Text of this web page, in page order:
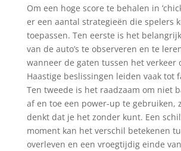
Om een hoge score te behalen in
er een aantal strategieën die spelers
toepassen. Ten eerste is het
van de auto’s te observeren en te
wanneer de gaten tussen het verkeer
Haastige beslissingen leiden vaak tot
Ten tweede is het raadzaam om niet
af en toe een power-up te gebruiken,
denkt dat je het zonder kunt. Een
moment kan het verschil betekenen
overleven en een vroegtijdig einde